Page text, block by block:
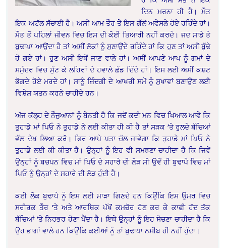
ਦਿਨ ਮਰਨਾ ਹੀ ਹੈ। ਮੌਤ
ਇਕ ਅਟੱਲ ਸੱਚਾਈ ਹੈ। ਅਸੀਂ ਆਮ ਤੌਰ ਤੇੇ ਇਸ ਗੱਲੋਂ ਅਵੇਸਲੇ ਹੋਏ ਰਹਿੰਦੇ ਹਾਂ।
ਮੌਤ ਤੋਂ ਪਹਿਲਾਂ ਜੀਵਨ ਵਿਚ ਇਸ ਦੀ ਕੋਈ ਤਿਆਰੀ ਨਹੀਂ ਕਰਦੇ। ਜਦ ਸਾਡੇ ਤੇ
ਬੁਢਾਪਾ ਆਉਂਦਾ ਹੈ ਤਾਂ ਅਸੀਂ ਲੋਕਾਂ ਨੂੰ ਸੁਣਾਉਂਦੇ ਰਹਿੰਦੇ ਹਾਂ ਕਿ ਹੁਣ ਤਾਂ ਅਸੀਂ ਬੁੱਢੇ
ਹੋ ਗਏ ਹਾਂ। ਹੁਣ ਅਸੀਂ ਇਥੋਂ ਜਾਣ ਵਾਲੇ ਹਾਂ। ਅਸੀਂ ਆਪਣੇ ਆਪ ਨੂੰ ਗਮਾਂ ਦੇ
ਸਮੁੰਦਰ ਵਿਚ ਸੁੱਟ ਕੇ ਲਹਿਰਾਂ ਦੇ ਹਵਾਲੇ ਛੱਡ ਦਿੰਦੇ ਹਾਂ। ਇਸ ਲਈ ਅਸੀਂ ਕਸ਼ਟ
ਭੋਗਦੇ ਹੋਏ ਮਰਦੇ ਹਾਂ। ਸਾਨੂੰ ਜ਼ਿੰਦਗੀ ਦੇ ਆਖਰੀ ਸਮੇਂ ਨੂੰ ਸੁਖਾਵਾਂ ਬਣਾਉਣ ਲਈ
ਵਿਸ਼ੇਸ਼ ਯਤਨ ਕਰਨੇ ਚਾਹੀਦੇ ਹਨ।
ਅੱਜ ਕੱਲ੍ਹ ਦੇ ਨੌਜੁਆਨਾਂ ਨੂੰ ਬੇਨਤੀ ਹੈ ਕਿ ਜਦੋਂ ਕਦੀ ਮਨ ਵਿਚ ਖਿਆਲ ਆਵੇ ਕਿ
ਤੁਹਾਡੇ ਮਾਂ ਪਿਓ ਨੇ ਤੁਹਾਡੇ ਨੇ ਲਈ ਕੀਤਾ ਹੀ ਕੀ ਹੈ ਤਾਂ ਸੜਕ ’ਤੇ ਰੁਲਦੇ ਬੱਚਿਆਂ
ਵੱਲ ਦੇਖ ਲਿਆ ਕਰੋ। ਫਿਰ ਆਪੇ ਪਤਾ ਚੱਲ ਜਾਵੇਗਾ ਕਿ ਤੁਹਾਡੇ ਮਾਂ ਪਿਓ ਨੇ
ਤੁਹਾਡੇ ਲਈ ਕੀ ਕੀਤਾ ਹੈ। ਉਨ੍ਹਾਂ ਨੂੰ ਇਹ ਵੀ ਸਮਝਣਾ ਚਾਹੀਦਾ ਹੈ ਕਿ ਜਿਵੇਂ
ਉਨ੍ਹਾਂ ਨੂੰ ਬਚਪਨ ਵਿਚ ਮਾਂ ਪਿਓ ਦੇ ਸਹਾਰੇ ਦੀ ਲੋੜ ਸੀ ਉਵੇਂ ਹੀ ਬੁਢਾਪੇ ਵਿਚ ਮਾਂ
ਪਿਓ ਨੂੰ ਉਨ੍ਹਾਂ ਦੇ ਸਹਾਰੇ ਦੀ ਲੋੜ ਹੁੰਦੀ ਹੈ।
ਕਈ ਲੋਕ ਬੁਢਾਪੇ ਨੂੰ ਇਸ ਲਈ ਮਾੜਾ ਗਿਣਦੇ ਹਨ ਕਿਉਂਕਿ ਇਸ ਉਮਰ ਵਿਚ
ਸਰੀਰਕ ਤੌਰ ’ਤੇ ਅਤੇ ਆਰਥਿਕ ਪੱਖੋਂ ਕਮਜ਼ੋਰ ਹੋਣ ਕਰ ਕੇ ਕਾਫੀ ਹੱਦ ਤੱਕ
ਬੱਚਿਆਂ ’ਤੇ ਨਿਰਭਰ ਹੋਣਾ ਪੈਂਦਾ ਹੈ। ਇਥੇ ਉਨ੍ਹਾਂ ਨੂੰ ਇਹ ਸੋਚਣਾ ਚਾਹੀਦਾ ਹੈ ਕਿ
ਉਹ ਭਾਗਾਂ ਵਾਲੇ ਹਨ ਕਿਉਂਕਿ ਕਈਆਂ ਨੂੰ ਤਾਂ ਬੁਢਾਪਾ ਨਸੀਬ ਹੀ ਨਹੀਂ ਹੁੰਦਾ।